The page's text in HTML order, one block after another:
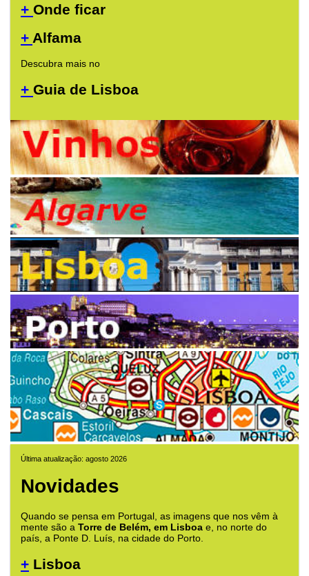
+ Onde ficar
+ Alfama
Descubra mais no
+ Guia de Lisboa
Última atualização: agosto 2026
Novidades
Quando se pensa em Portugal, as imagens que nos vêm à
mente são a Torre de Belém, em Lisboa e, no norte do
país, a Ponte D. Luís, na cidade do Porto.
+ Lisboa